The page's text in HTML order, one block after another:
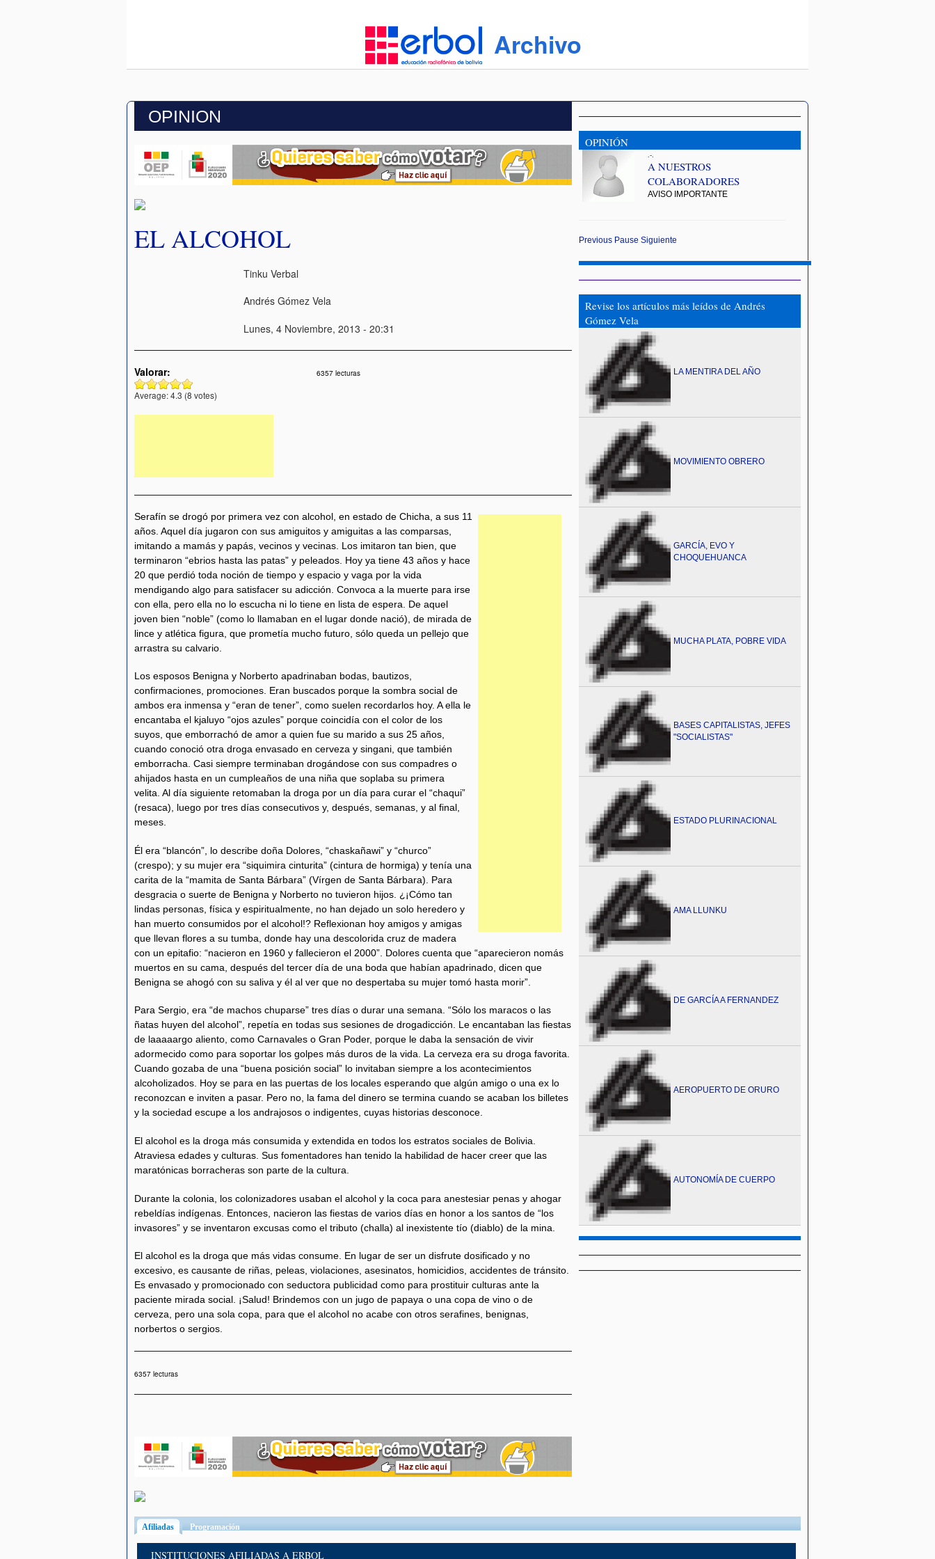
Archivo
OPINION
EL ALCOHOL
Tinku Verbal
Andrés Gómez Vela
Lunes, 4 Noviembre, 2013 - 20:31
Valorar:
Average:4.3 (8 votes)
6357 lecturas
Serafín se drogó por primera vez con alcohol, en estado de Chicha, a sus 11
años. Aquel día jugaron con sus amiguitos y amiguitas a las comparsas,
imitando a mamás y papás, vecinos y vecinas. Los imitaron tan bien, que
terminaron “ebrios hasta las patas” y peleados. Hoy ya tiene 43 años y hace
20 que perdió toda noción de tiempo y espacio y vaga por la vida
mendigando algo para satisfacer su adicción. Convoca a la muerte para irse
con ella, pero ella no lo escucha ni lo tiene en lista de espera. De aquel
joven bien “noble” (como lo llamaban en el lugar donde nació), de mirada de
lince y atlética figura, que prometía mucho futuro, sólo queda un pellejo que
arrastra su calvario.
Los esposos Benigna y Norberto apadrinaban bodas, bautizos,
confirmaciones, promociones. Eran buscados porque la sombra social de
ambos era inmensa y “eran de tener”, como suelen recordarlos hoy. A ella le
encantaba el kjaluyo “ojos azules” porque coincidía con el color de los
suyos, que emborrachó de amor a quien fue su marido a sus 25 años,
cuando conoció otra droga envasado en cerveza y singani, que también
emborracha. Casi siempre terminaban drogándose con sus compadres o
ahijados hasta en un cumpleaños de una niña que soplaba su primera
velita. Al día siguiente retomaban la droga por un día para curar el “chaqui”
(resaca), luego por tres días consecutivos y, después, semanas, y al final,
meses.
Él era “blancón”, lo describe doña Dolores, “chaskañawi” y “churco”
(crespo); y su mujer era “siquimira cinturita” (cintura de hormiga) y tenía una
carita de la “mamita de Santa Bárbara” (Vírgen de Santa Bárbara). Para
desgracia o suerte de Benigna y Norberto no tuvieron hijos. ¿¡Cómo tan
lindas personas, física y espiritualmente, no han dejado un solo heredero y
han muerto consumidos por el alcohol!? Reflexionan hoy amigos y amigas
que llevan flores a su tumba, donde hay una descolorida cruz de madera
con un epitafio: “nacieron en 1960 y fallecieron el 2000”. Dolores cuenta que “aparecieron nomás
muertos en su cama, después del tercer día de una boda que habían apadrinado, dicen que
Benigna se ahogó con su saliva y él al ver que no despertaba su mujer tomó hasta morir”.
Para Sergio, era “de machos chuparse” tres días o durar una semana. “Sólo los maracos o las
ñatas huyen del alcohol”, repetía en todas sus sesiones de drogadicción. Le encantaban las fiestas
de laaaaargo aliento, como Carnavales o Gran Poder, porque le daba la sensación de vivir
adormecido como para soportar los golpes más duros de la vida. La cerveza era su droga favorita.
Cuando gozaba de una “buena posición social” lo invitaban siempre a los acontecimientos
alcoholizados. Hoy se para en las puertas de los locales esperando que algún amigo o una ex lo
reconozcan e inviten a pasar. Pero no, la fama del dinero se termina cuando se acaban los billetes
y la sociedad escupe a los andrajosos o indigentes, cuyas historias desconoce.
El alcohol es la droga más consumida y extendida en todos los estratos sociales de Bolivia.
Atraviesa edades y culturas. Sus fomentadores han tenido la habilidad de hacer creer que las
maratónicas borracheras son parte de la cultura.
Durante la colonia, los colonizadores usaban el alcohol y la coca para anestesiar penas y ahogar
rebeldías indígenas. Entonces, nacieron las fiestas de varios días en honor a los santos de “los
invasores” y se inventaron excusas como el tributo (challa) al inexistente tío (diablo) de la mina.
El alcohol es la droga que más vidas consume. En lugar de ser un disfrute dosificado y no
excesivo, es causante de riñas, peleas, violaciones, asesinatos, homicidios, accidentes de tránsito.
Es envasado y promocionado con seductora publicidad como para prostituir culturas ante la
paciente mirada social. ¡Salud! Brindemos con un jugo de papaya o una copa de vino o de
cerveza, pero una sola copa, para que el alcohol no acabe con otros serafines, benignas,
norbertos o sergios.
6357 lecturas
OPINIÓN
.-.
A NUESTROS
COLABORADORES
AVISO IMPORTANTE
Previous Pause Siguiente
Revise los artículos más leídos de Andrés
Gómez Vela
LA MENTIRA DEL AÑO
MOVIMIENTO OBRERO
GARCÍA, EVO Y
CHOQUEHUANCA
MUCHA PLATA, POBRE VIDA
BASES CAPITALISTAS, JEFES
"SOCIALISTAS"
ESTADO PLURINACIONAL
AMA LLUNKU
DE GARCÍA A FERNANDEZ
AEROPUERTO DE ORURO
AUTONOMÍA DE CUERPO
Afiliadas (solapa activa)
Programación
INSTITUCIONES AFILIADAS A ERBOL